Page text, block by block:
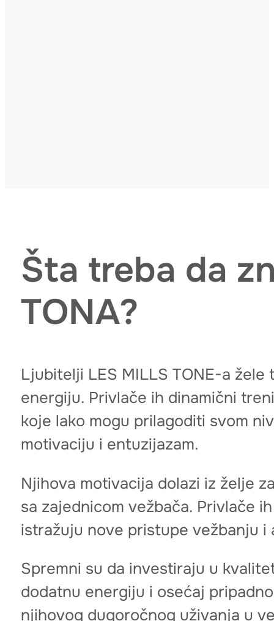
Šta treba da
TONA?
Ljubitelji LES MILLS TONE-a
energiju. Privlače ih dinamični
koje lako mogu prilagoditi svom
motivaciju i entuzijazam.
Njihova motivacija dolazi iz želje
sa zajednicom vežbača. Privlače
istražuju nove pristupe vežbanju
Spremni su da investiraju u
dodatnu energiju i osećaj
njihovog dugoročnog uživanja u